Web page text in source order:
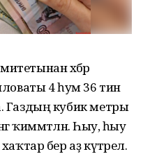
хәбәр
4 һум 36 тин
Газдың кубик метры
ҡиммәтләнә. Һыу, һыу
бер аҙ күтәрелә.